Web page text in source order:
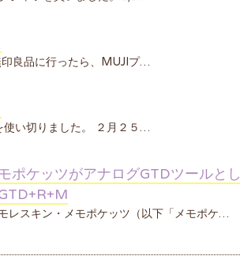
良品に行ったら、MUJIプ…
い切りました。 ２月２５…
ポケッツがアナログGTDツールとし
レスキン・メモポケッツ（以下「メモポケ…